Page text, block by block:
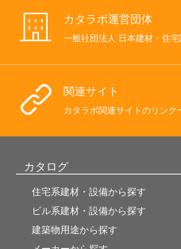
カタラボ運営団体
一般社団法人 日本建材・住
関連サイト
カタラボ関連サイトのリンク
カタログ
住宅系建材・設備から探す
ビル系建材・設備から探す
建築物用途から探す